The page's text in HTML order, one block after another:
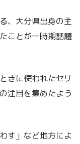
、大分県出身の主
ことが一時期話題
きに使われたセリ
注目を集めたよう
す」など地方によ